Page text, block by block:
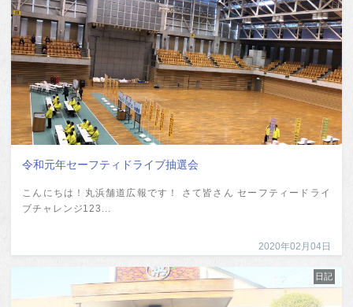
令和元年セーフティドライブ抽選会
こんにちは！丸浜舗道広報です！ さて皆さん セーフティードライ
ブチャレンジ123...
2020年02月04日
日記